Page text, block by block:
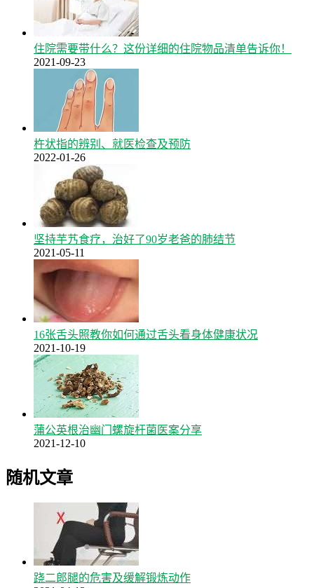
住院需要带什么？这份详细的住院物品清单告诉你！
2021-09-23
杵状指的辨别、就医检查及预防
2022-01-26
坚持芋艿食疗，治好了90岁老爸的肺结节
2021-05-11
16张舌头照教你如何通过舌头看身体健康状况
2021-10-19
蒲公英根治幽门螺旋杆菌医案分享
2021-12-10
随机文章
跷二郎腿的危害及缓解锻炼动作